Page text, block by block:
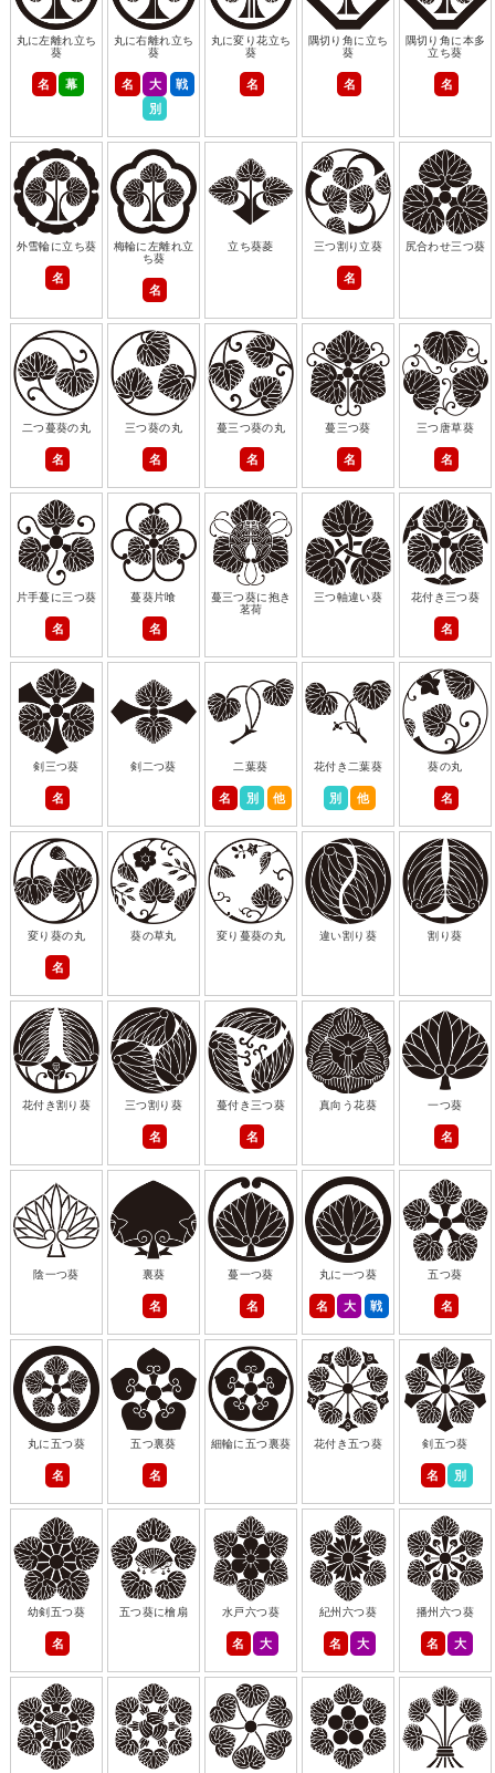
丸に左離れ立ち
葵
名 幕
丸に右離れ立ち
葵
名 大
戦
別
丸に変り花立ち
葵
名
隅切り角に立ち
葵
名
隅切り角に本多
立ち葵
名
外雪輪に立ち葵
名
梅輪に左離れ立
ち葵
名
立ち葵菱 三つ割り立葵
名
尻合わせ三つ葵
二つ蔓葵の丸
名
三つ葵の丸
名
蔓三つ葵の丸
名
蔓三つ葵
名
三つ唐草葵
名
片手蔓に三つ葵
名
蔓葵片喰
名
蔓三つ葵に抱き
茗荷
三つ軸違い葵 花付き三つ葵
名
剣三つ葵
名
剣二つ葵 二葉葵
名 別 他
花付き二葉葵
別 他
葵の丸
名
変り葵の丸
名
葵の草丸 変り蔓葵の丸 違い割り葵 割り葵
花付き割り葵 三つ割り葵
名
蔓付き三つ葵
名
真向う花葵 一つ葵
名
陰一つ葵 裏葵
名
蔓一つ葵
名
丸に一つ葵
名 大 戦
五つ葵
名
丸に五つ葵
名
五つ裏葵
名
細輪に五つ裏葵 花付き五つ葵 剣五つ葵
名 別
幼剣五つ葵
名
五つ葵に檜扇 水戸六つ葵
名 大
紀州六つ葵
名 大
播州六つ葵
名 大